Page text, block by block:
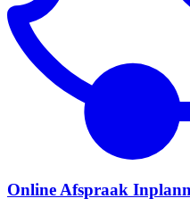
Online Afspraak